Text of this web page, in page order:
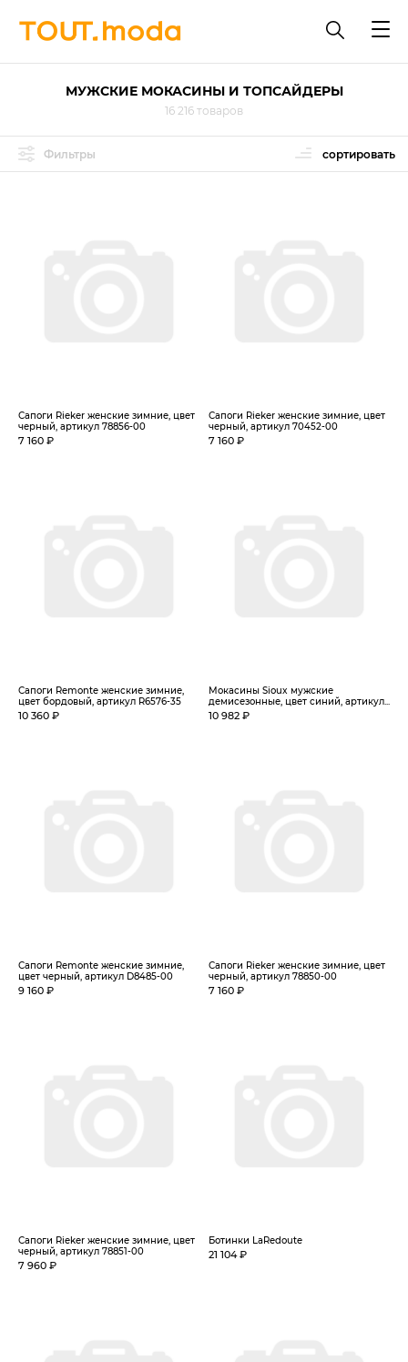
МУЖСКИЕ МОКАСИНЫ И ТОПСАЙДЕРЫ
16 216 товаров
Фильтры сортировать
Сапоги Rieker женские зимние, цвет
черный, артикул 78856-00
7 160 ₽
Сапоги Rieker женские зимние, цвет
черный, артикул 70452-00
7 160 ₽
Сапоги Remonte женские зимние,
цвет бордовый, артикул R6576-35
10 360 ₽
Мокасины Sioux мужские
демисезонные, цвет синий, артикул...
10 982 ₽
Сапоги Remonte женские зимние,
цвет черный, артикул D8485-00
9 160 ₽
Сапоги Rieker женские зимние, цвет
черный, артикул 78850-00
7 160 ₽
Сапоги Rieker женские зимние, цвет
черный, артикул 78851-00
7 960 ₽
Ботинки LaRedoute
21 104 ₽